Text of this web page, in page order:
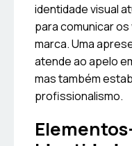
identidade visual
para comunicar
marca. Uma
atende ao apelo
mas também
profissionalismo.